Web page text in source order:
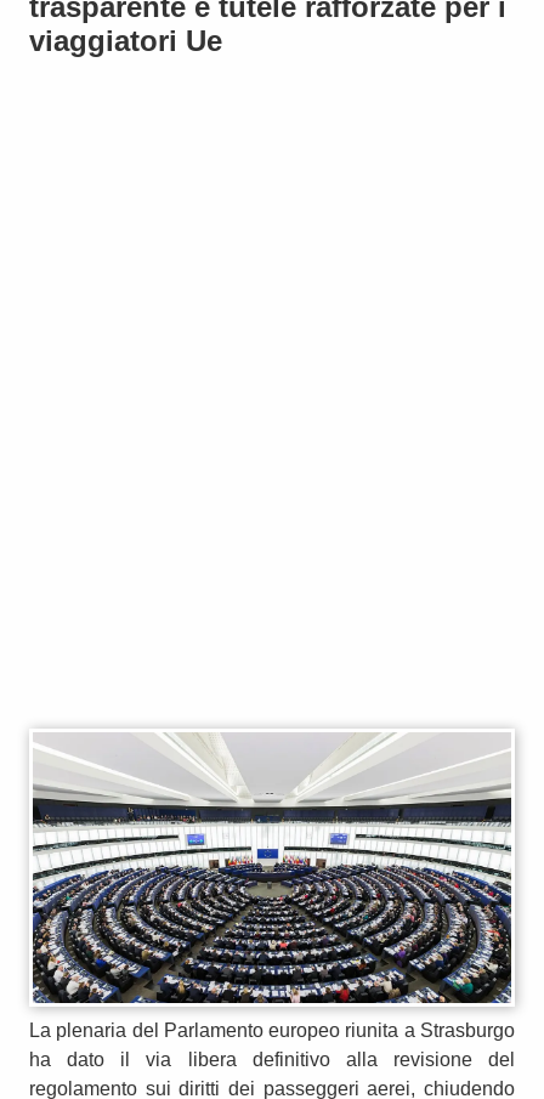
trasparente e tutele rafforzate per i
viaggiatori Ue
La plenaria del Parlamento europeo riunita a Strasburgo
ha dato il via libera definitivo alla revisione del
regolamento sui diritti dei passeggeri aerei, chiudendo